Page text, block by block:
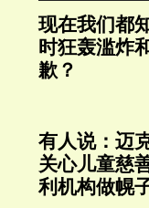
现在我们都
时狂轰滥炸
歉？
有人说： 迈
关心儿童慈
利机构做幌